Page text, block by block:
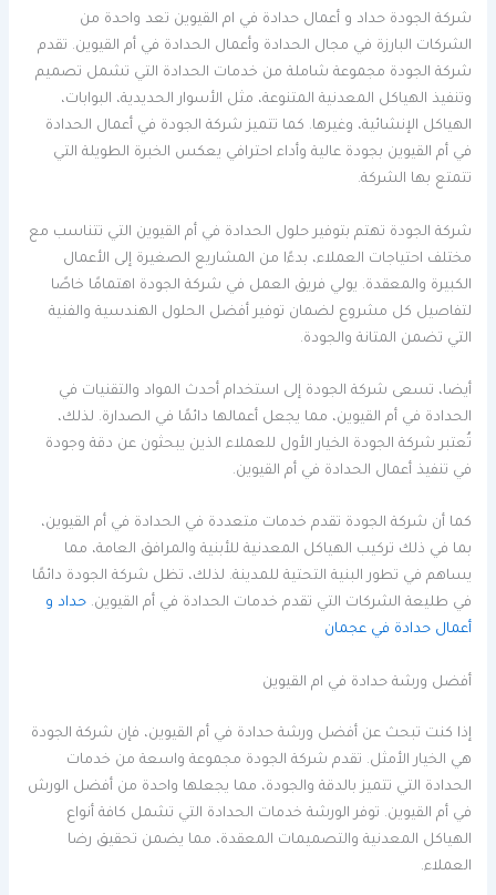
شركة الجودة حداد و أعمال حدادة في ام القيوين تعد واحدة من
الشركات البارزة في مجال الحدادة وأعمال الحدادة في أم القيوين. تقدم
شركة الجودة مجموعة شاملة من خدمات الحدادة التي تشمل تصميم
وتنفيذ الهياكل المعدنية المتنوعة، مثل الأسوار الحديدية، البوابات،
الهياكل الإنشائية، وغيرها. كما تتميز شركة الجودة في أعمال الحدادة
في أم القيوين بجودة عالية وأداء احترافي يعكس الخبرة الطويلة التي
تتمتع بها الشركة.
شركة الجودة تهتم بتوفير حلول الحدادة في أم القيوين التي تتناسب مع
مختلف احتياجات العملاء، بدءًا من المشاريع الصغيرة إلى الأعمال
الكبيرة والمعقدة. يولي فريق العمل في شركة الجودة اهتمامًا خاصًا
لتفاصيل كل مشروع لضمان توفير أفضل الحلول الهندسية والفنية
التي تضمن المتانة والجودة.
أيضا، تسعى شركة الجودة إلى استخدام أحدث المواد والتقنيات في
الحدادة في أم القيوين، مما يجعل أعمالها دائمًا في الصدارة. لذلك،
تُعتبر شركة الجودة الخيار الأول للعملاء الذين يبحثون عن دقة وجودة
في تنفيذ أعمال الحدادة في أم القيوين.
كما أن شركة الجودة تقدم خدمات متعددة في الحدادة في أم القيوين،
بما في ذلك تركيب الهياكل المعدنية للأبنية والمرافق العامة، مما
يساهم في تطور البنية التحتية للمدينة. لذلك، تظل شركة الجودة دائمًا
في طليعة الشركات التي تقدم خدمات الحدادة في أم القيوين.حداد و
أعمال حدادة في عجمان
أفضل ورشة حدادة في ام القيوين
إذا كنت تبحث عن أفضل ورشة حدادة في أم القيوين، فإن شركة الجودة
هي الخيار الأمثل. تقدم شركة الجودة مجموعة واسعة من خدمات
الحدادة التي تتميز بالدقة والجودة، مما يجعلها واحدة من أفضل الورش
في أم القيوين. توفر الورشة خدمات الحدادة التي تشمل كافة أنواع
الهياكل المعدنية والتصميمات المعقدة، مما يضمن تحقيق رضا
العملاء.